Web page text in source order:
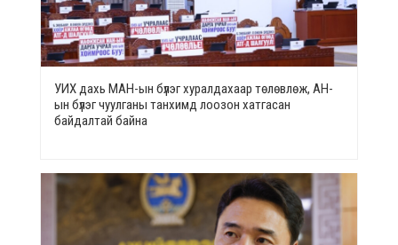
УИХ дахь МАН-ын бүлэг хуралдахаар төлөвлөж, АН-
ын бүлэг чуулганы танхимд лоозон хатгасан
байдалтай байна